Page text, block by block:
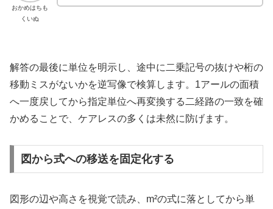
おかめはちも
くいぬ
解答の最後に単位を明示し、途中に二乗記号の抜けや桁の
移動ミスがないかを逆写像で検算します。1アールの面積
へ一度戻してから指定単位へ再変換する二経路の一致を確
かめることで、ケアレスの多くは未然に防げます。
図から式への移送を固定化する
図形の辺や高さを視覚で読み、m²の式に落としてから単